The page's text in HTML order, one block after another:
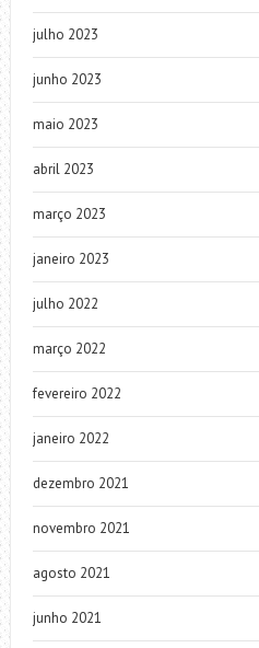
julho 2023
junho 2023
maio 2023
abril 2023
março 2023
janeiro 2023
julho 2022
março 2022
fevereiro 2022
janeiro 2022
dezembro 2021
novembro 2021
agosto 2021
junho 2021